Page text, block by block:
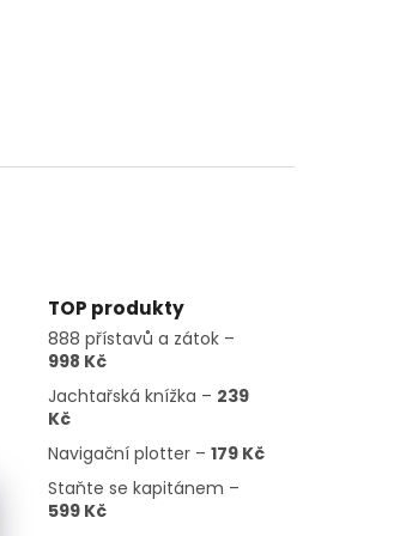
TOP produkty
888 přístavů a zátok –
998 Kč
Jachtařská knížka – 239
Kč
Navigační plotter –179 Kč
Staňte se kapitánem –
599 Kč